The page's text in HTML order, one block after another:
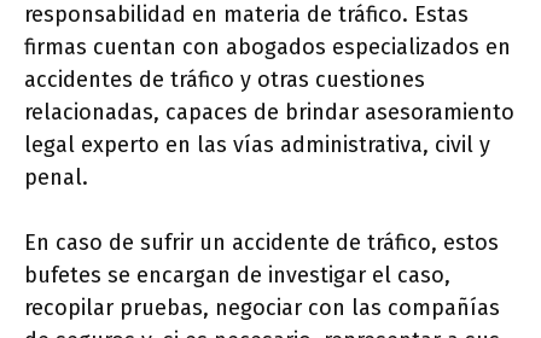
responsabilidad en materia de tráfico. Estas
firmas cuentan con abogados especializados en
accidentes de tráfico y otras cuestiones
relacionadas, capaces de brindar asesoramiento
legal experto en las vías administrativa, civil y
penal.
En caso de sufrir un accidente de tráfico, estos
bufetes se encargan de investigar el caso,
recopilar pruebas, negociar con las compañías